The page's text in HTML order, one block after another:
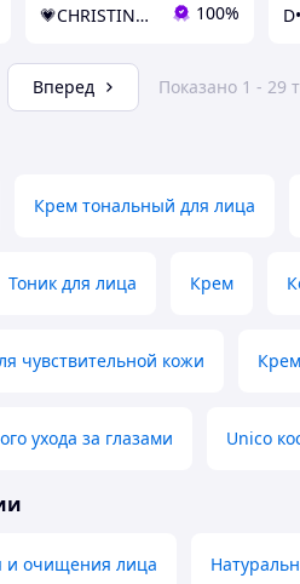
💗CHRISTINA💗 100%
Вперед Показано 1 - 29
Крем тональный для лица
Тоник для лица Крем
чувствительной кожи
ухода за глазами Unico
и очищения лица